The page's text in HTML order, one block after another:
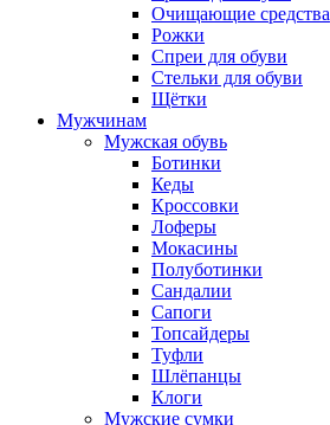
Очищающие средства
Рожки
Спреи для обуви
Стельки для обуви
Щётки
Мужчинам
Мужская обувь
Ботинки
Кеды
Кроссовки
Лоферы
Мокасины
Полуботинки
Сандалии
Сапоги
Топсайдеры
Туфли
Шлёпанцы
Клоги
Мужские сумки